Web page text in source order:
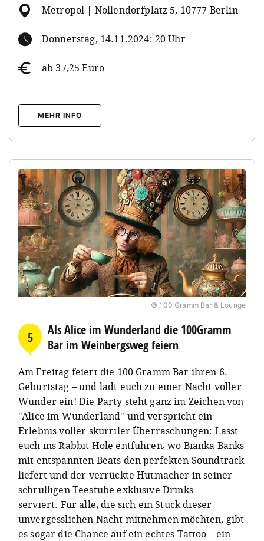
Metropol | Nollendorfplatz 5, 10777 Berlin
Donnerstag, 14.11.2024: 20 Uhr
ab 37,25 Euro
MEHR INFO
© 100 Gramm Bar & Lounge
5
Als Alice im Wunderland die 100Gramm
Bar im Weinbergsweg feiern
Am Freitag feiert die 100 Gramm Bar ihren 6.
Geburtstag – und lädt euch zu einer Nacht voller
Wunder ein! Die Party steht ganz im Zeichen von
"Alice im Wunderland" und verspricht ein
Erlebnis voller skurriler Überraschungen: Lasst
euch ins Rabbit Hole entführen, wo Bianka Banks
mit entspannten Beats den perfekten Soundtrack
liefert und der verrückte Hutmacher in seiner
schrulligen Teestube exklusive Drinks
serviert. Für alle, die sich ein Stück dieser
unvergesslichen Nacht mitnehmen möchten, gibt
es sogar die Chance auf ein echtes Tattoo – ein